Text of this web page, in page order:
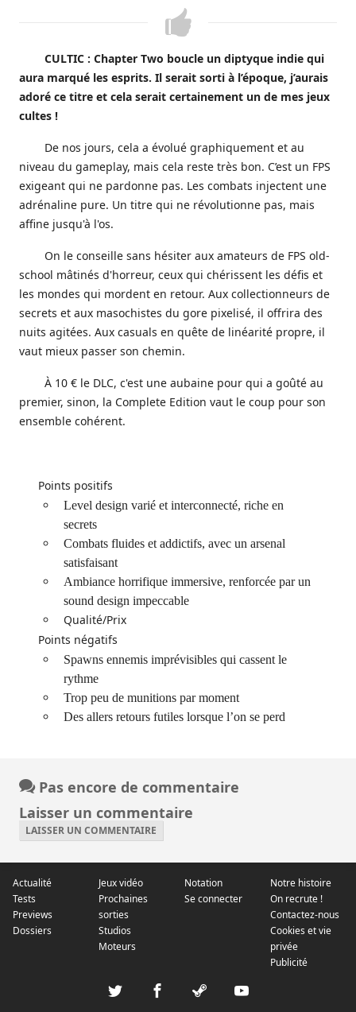
CULTIC : Chapter Two boucle un diptyque indie qui
aura marqué les esprits. Il serait sorti à l’époque, j’aurais
adoré ce titre et cela serait certainement un de mes jeux
cultes !
De nos jours, cela a évolué graphiquement et au
niveau du gameplay, mais cela reste très bon. C’est un FPS
exigeant qui ne pardonne pas. Les combats injectent une
adrénaline pure. Un titre qui ne révolutionne pas, mais
affine jusqu'à l'os.
On le conseille sans hésiter aux amateurs de FPS old-
school mâtinés d'horreur, ceux qui chérissent les défis et
les mondes qui mordent en retour. Aux collectionneurs de
secrets et aux masochistes du gore pixelisé, il offrira des
nuits agitées. Aux casuals en quête de linéarité propre, il
vaut mieux passer son chemin.
À 10 € le DLC, c'est une aubaine pour qui a goûté au
premier, sinon, la Complete Edition vaut le coup pour son
ensemble cohérent.
Points positifs
Level design varié et interconnecté, riche en
secrets
Combats fluides et addictifs, avec un arsenal
satisfaisant
Ambiance horrifique immersive, renforcée par un
sound design impeccable
Qualité/Prix
Points négatifs
Spawns ennemis imprévisibles qui cassent le
rythme
Trop peu de munitions par moment
Des allers retours futiles lorsque l’on se perd
Pas encore de commentaire
Laisser un commentaire
LAISSER UN COMMENTAIRE
Actualité
Tests
Previews
Dossiers
Jeux vidéo
Prochaines
sorties
Studios
Moteurs
Notation
Se connecter
Notre histoire
On recrute !
Contactez-nous
Cookies et vie
privée
Publicité